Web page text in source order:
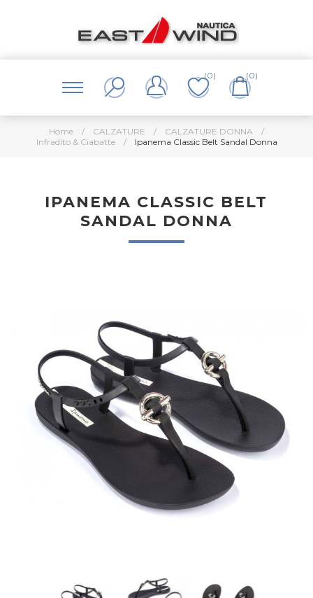
(0) (0)
Home / CALZATURE / CALZATURE DONNA
/
Infradito & Ciabatte
/ Ipanema Classic Belt Sandal Donna
IPANEMA CLASSIC BELT
SANDAL DONNA